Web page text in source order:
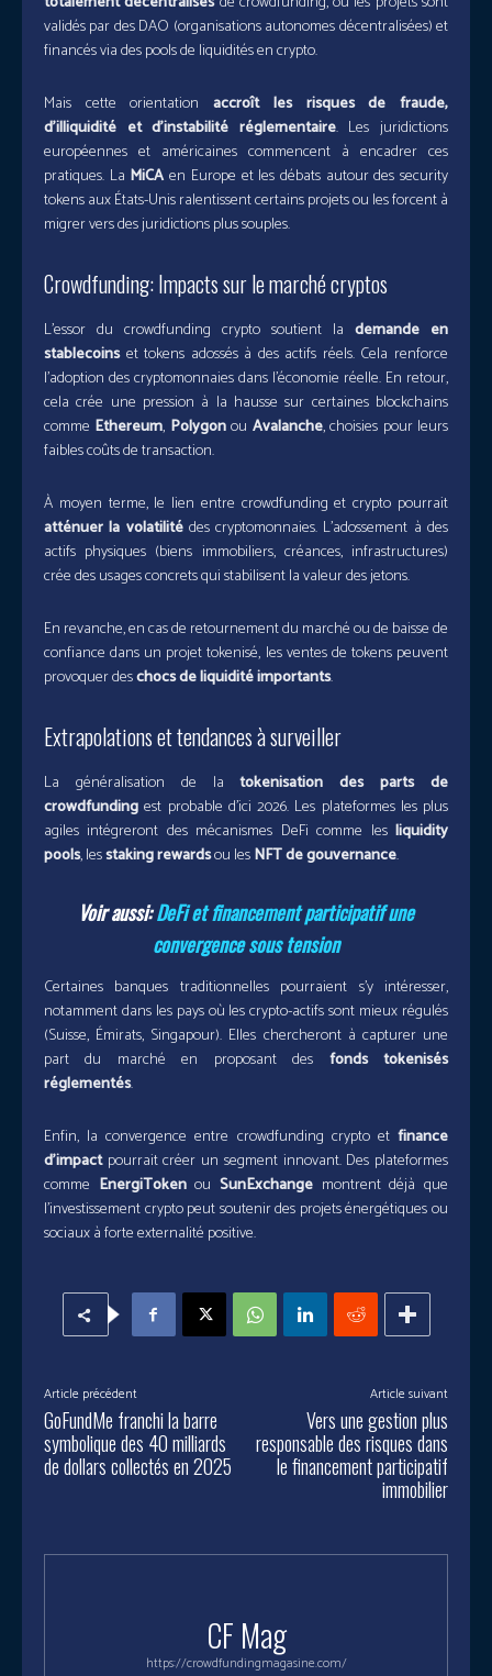
validés par des DAO (organisations autonomes décentralisées) et
financés via des pools de liquidités en crypto.
Mais cette orientationaccroît les risques de fraude,
d’illiquidité et d’instabilité réglementaire. Les juridictions
européennes et américaines commencent à encadrer ces
pratiques. La MiCA en Europe et les débats autour des security
tokens aux États-Unis ralentissent certains projets ou les forcent à
migrer vers des juridictions plus souples.
Crowdfunding: Impacts sur le marché cryptos
L’essor du crowdfunding crypto soutient la demande en
stablecoinset tokens adossés à des actifs réels. Cela renforce
l’adoption des cryptomonnaies dans l’économie réelle. En retour,
cela crée une pression à la hausse sur certaines blockchains
comme Ethereum, Polygonou Avalanche, choisies pour leurs
faibles coûts de transaction.
À moyen terme, le lien entre crowdfunding et crypto pourrait
atténuer la volatilitédes cryptomonnaies. L’adossement à des
actifs physiques (biens immobiliers, créances, infrastructures)
crée des usages concrets qui stabilisent la valeur des jetons.
En revanche, en cas de retournement du marché ou de baisse de
confiance dans un projet tokenisé, les ventes de tokens peuvent
provoquer deschocs de liquidité importants.
Extrapolations et tendances à surveiller
La généralisation de latokenisation des parts de
crowdfunding est probable d’ici 2026. Les plateformes les plus
agiles intégreront des mécanismes DeFi comme les liquidity
pools, lesstaking rewardsou lesNFT de gouvernance.
Voir aussi:DeFi et financement participatif une
convergence sous tension
Certaines banques traditionnelles pourraient s’y intéresser,
notamment dans les pays où les crypto-actifs sont mieux régulés
(Suisse, Émirats, Singapour). Elles chercheront à capturer une
part du marché en proposant des fonds tokenisés
réglementés.
Enfin, la convergence entre crowdfunding crypto et finance
d’impactpourrait créer un segment innovant. Des plateformes
comme EnergiTokenouSunExchange montrent déjà que
l’investissement crypto peut soutenir des projets énergétiques ou
sociaux à forte externalité positive.
Article précédent
GoFundMe franchi la barre
symbolique des 40 milliards
de dollars collectés en 2025
Article suivant
Vers une gestion plus
responsable des risques dans
le financement participatif
immobilier
CF Mag
https://crowdfundingmagasine.com/